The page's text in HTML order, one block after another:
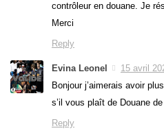
contrôleur en douane. Je
Merci
Reply
Evina Leonel
15 avril
Bonjour j’aimerais avoir
s’il vous plaît de Douane
Reply